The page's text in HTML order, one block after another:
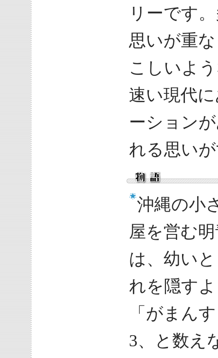
リーです
思いが重
こしいよ
速い現代
ーション
れる思い
沖縄の小
屋を営む
は、幼い
れを隠す
「がまん
3、と数え